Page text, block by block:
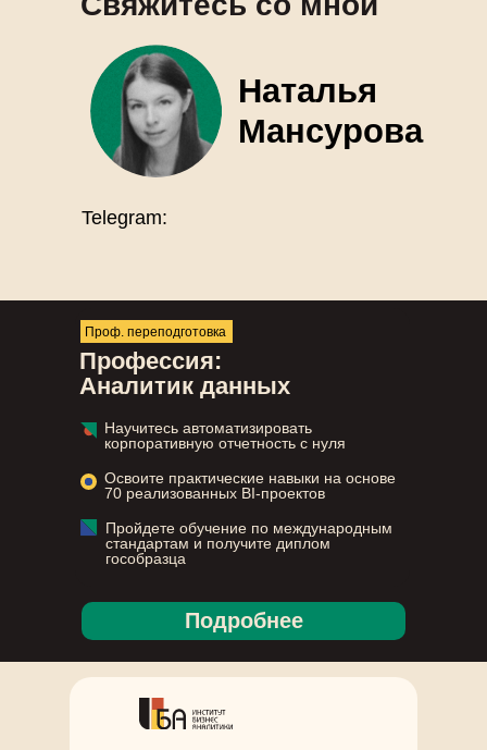
Наталья
Мансурова
Telegram:
Подробнее
Пройдете обучение по международным
стандартам и получите диплом
гособразца
Освоите практические навыки на основе
70 реализованных BI-проектов
Научитесь автоматизировать
корпоративную отчетность с нуля
Профессия:
Аналитик данных
Проф. переподготовка